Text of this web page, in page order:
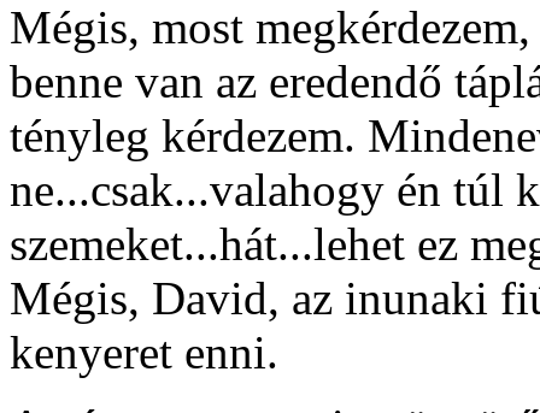
Mégis, most
benne van az eredendő
tényleg kérdezem.
ne...csak...valahogy én túl
szemeket...hát...lehet ez
Mégis, David, az inunaki
kenyeret enni.